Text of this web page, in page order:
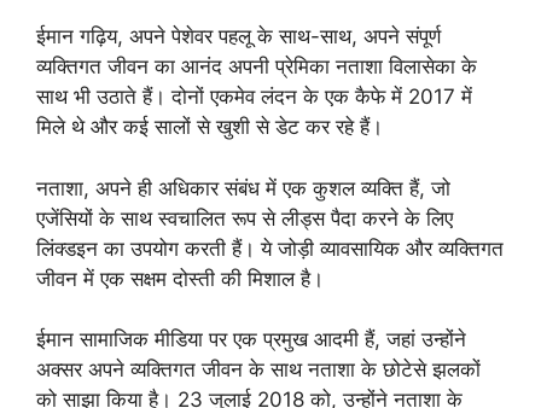
ईमान गढ़िय, अपने पेशेवर पहलू के साथ-साथ, अपने संपूर्ण
व्यक्तिगत जीवन का आनंद अपनी प्रेमिका नताशा विलासेका के
साथ भी उठाते हैं। दोनों एकमेव लंदन के एक कैफे में 2017 में
मिले थे और कई सालों से खुशी से डेट कर रहे हैं।
नताशा, अपने ही अधिकार संबंध में एक कुशल व्यक्ति हैं, जो
एजेंसियों के साथ स्वचालित रूप से लीड्स पैदा करने के लिए
लिंक्डइन का उपयोग करती हैं। ये जोड़ी व्यावसायिक और व्यक्तिगत
जीवन में एक सक्षम दोस्ती की मिशाल है।
ईमान सामाजिक मीडिया पर एक प्रमुख आदमी हैं, जहां उन्होंने
अक्सर अपने व्यक्तिगत जीवन के साथ नताशा के छोटेसे झलकों
को साझा किया है। 23 जुलाई 2018 को, उन्होंने नताशा के